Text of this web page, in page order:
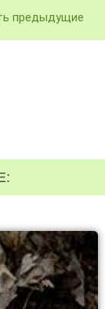
предыдущие